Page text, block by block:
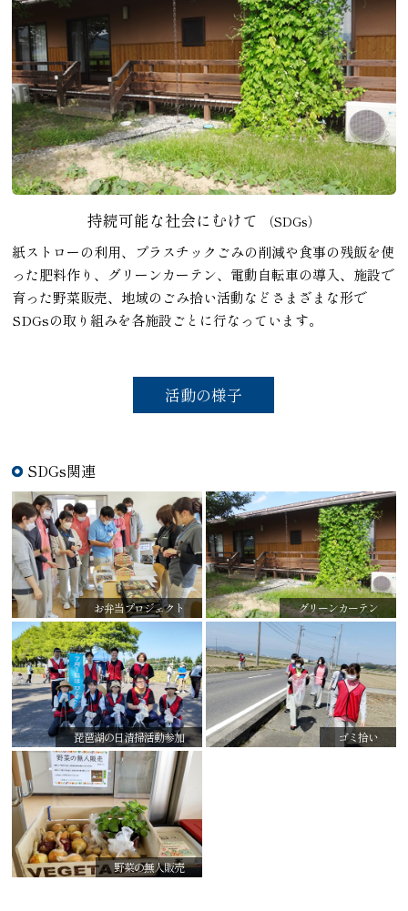
持続可能な社会にむけて （SDGs）
紙ストローの利用、プラスチックごみの削減や食事の残飯を使
った肥料作り、グリーンカーテン、電動自転車の導入、施設で
育った野菜販売、地域のごみ拾い活動などさまざまな形で
SDGsの取り組みを各施設ごとに行なっています。
活動の様子
SDGs関連
お弁当プロジェクト グリーンカーテン
琵琶湖の日清掃活動参加 ゴミ拾い
野菜の無人販売